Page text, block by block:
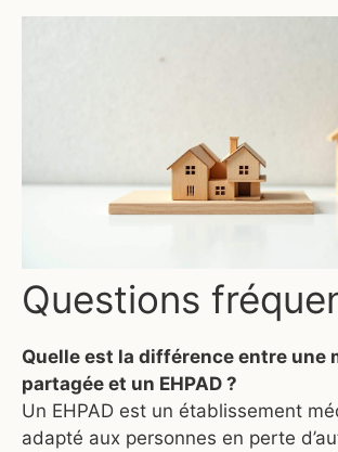
Questions
Quelle est la différence entre une
partagée et un EHPAD ?
Un EHPAD est un établissement
adapté aux personnes en perte